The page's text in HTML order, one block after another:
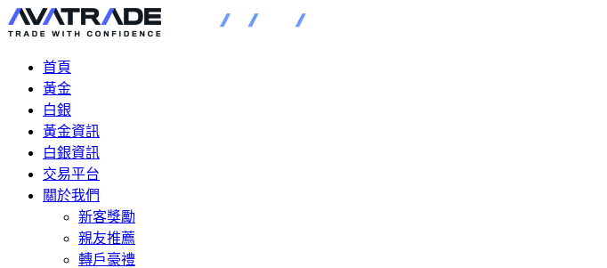
首頁
黃金
白銀
黃金資訊
白銀資訊
交易平台
關於我們
新客獎勵
親友推薦
轉戶豪禮